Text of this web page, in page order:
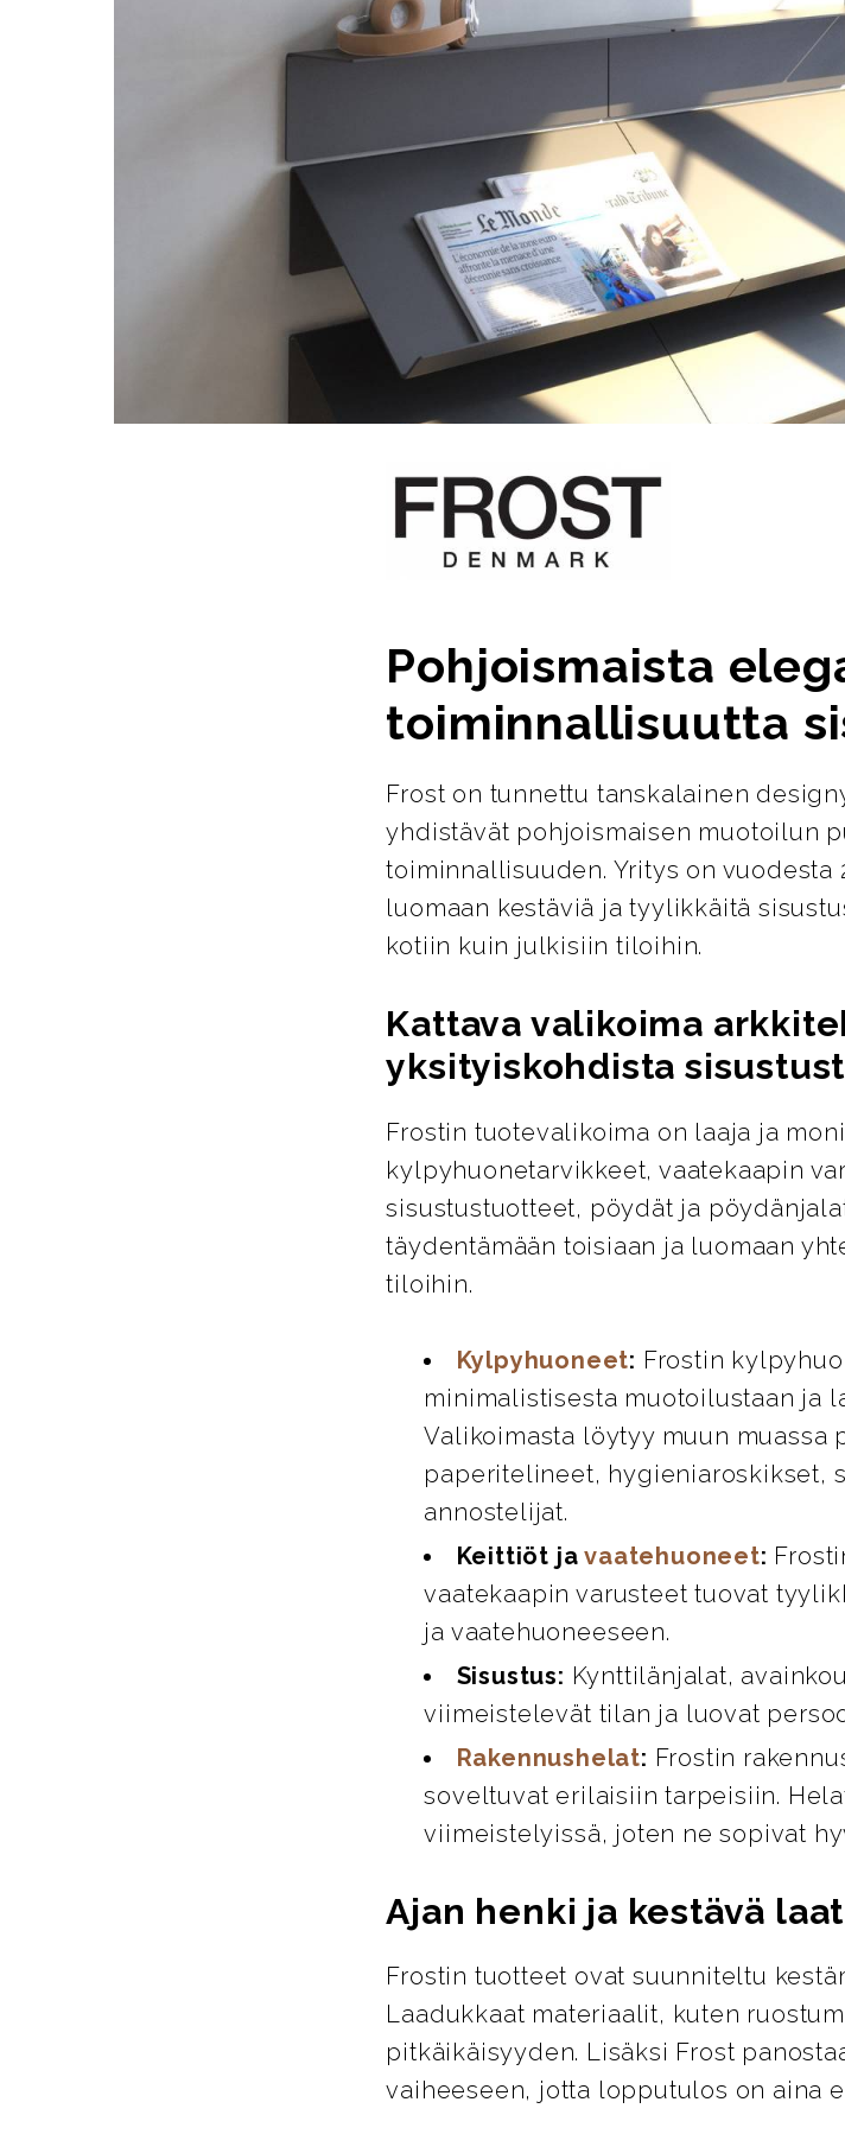
Pohjoismaista
toiminnallisuutta
Frost on tunnettu tanskalainen
yhdistävät pohjoismaisen muotoilun
toiminnallisuuden. Yritys on vuodesta
luomaan kestäviä ja tyylikkäitä
kotiin kuin julkisiin tiloihin.
Kattava valikoima
yksityiskohdista
Frostin tuotevalikoima on laaja ja
kylpyhuonetarvikkeet, vaatekaapin
sisustustuotteet, pöydät ja
täydentämään toisiaan ja luomaan
tiloihin.
Kylpyhuoneet: Frostin
minimalistisesta muotoilustaan ja
Valikoimasta löytyy muun muassa
paperitelineet, hygieniaroskikset,
annostelijat.
Keittiöt javaatehuoneet:
vaatekaapin varusteet tuovat
ja vaatehuoneeseen.
Sisustus: Kynttilänjalat,
viimeistelevät tilan ja luovat
Rakennushelat: Frostin
soveltuvat erilaisiin tarpeisiin.
viimeistelyissä, joten ne sopivat
Ajan henki ja kestävä
Frostin tuotteet ovat suunniteltu
Laadukkaat materiaalit, kuten
pitkäikäisyyden. Lisäksi Frost
vaiheeseen, jotta lopputulos on aina